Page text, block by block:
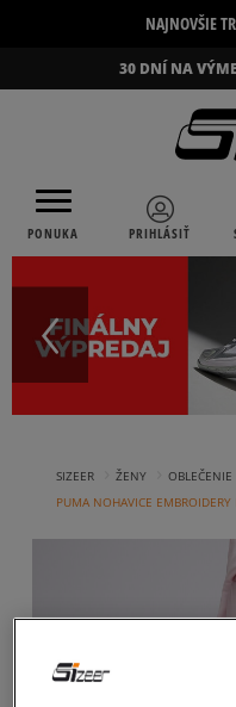
NAJNOVŠIE
30 DNÍ NA
PONUKA PRIHLÁSIŤ
SIZEER ŽENY OBLEČENIE
PUMA NOHAVICE EMBROIDERY